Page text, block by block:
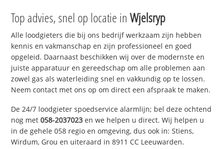
Top advies, snel op locatie inWjelsryp
Alle loodgieters die bij ons bedrijf werkzaam zijn hebben
kennis en vakmanschap en zijn professioneel en goed
opgeleid. Daarnaast beschikken wij over de modernste en
juiste apparatuur en gereedschap om alle problemen aan
zowel gas als waterleiding snel en vakkundig op te lossen.
Neem contact met ons op om direct een afspraak te maken.
De 24/7 loodgieter spoedservice alarmlijn; bel deze ochtend
nog met058-2037023 en we helpen u direct. Wij helpen u
in de gehele 058 regio en omgeving, dus ook in: Stiens,
Wirdum, Grou en uiteraard in 8911 CC Leeuwarden.